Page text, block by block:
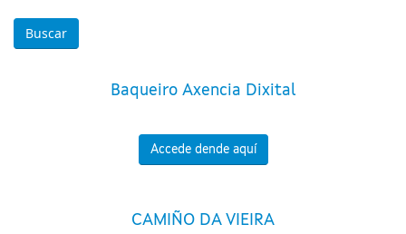
Baqueiro Axencia Dixital
Accede dende aquí
CAMIÑO DA VIEIRA